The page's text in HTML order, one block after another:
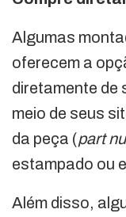
Algumas
oferecem a
diretamente de
meio de seus
da peça (part
estampado ou
Além disso,